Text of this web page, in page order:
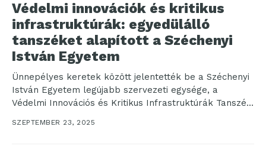
Védelmi innovációk és kritikus
infrastruktúrák: egyedülálló
tanszéket alapított a Széchenyi
István Egyetem
Ünnepélyes keretek között jelentették be a Széchenyi
István Egyetem legújabb szervezeti egysége, a
Védelmi Innovációs és Kritikus Infrastruktúrák Tanszék
SZEPTEMBER 23, 2025